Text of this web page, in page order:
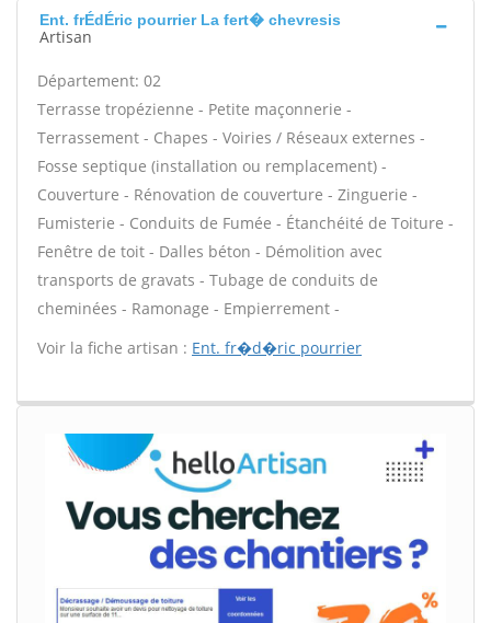
Ent. frÉdÉric pourrier La fert� chevresis
Artisan
Département: 02
Terrasse tropézienne - Petite maçonnerie -
Terrassement - Chapes - Voiries / Réseaux externes -
Fosse septique (installation ou remplacement) -
Couverture - Rénovation de couverture - Zinguerie -
Fumisterie - Conduits de Fumée - Étanchéité de Toiture -
Fenêtre de toit - Dalles béton - Démolition avec
transports de gravats - Tubage de conduits de
cheminées - Ramonage - Empierrement -
Voir la fiche artisan : Ent. fr�d�ric pourrier